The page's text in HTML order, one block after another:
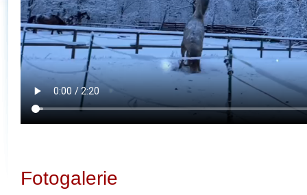
Fotogalerie